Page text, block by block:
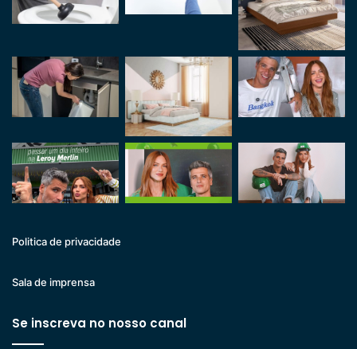
Politica de privacidade
Sala de imprensa
Se inscreva no nosso canal